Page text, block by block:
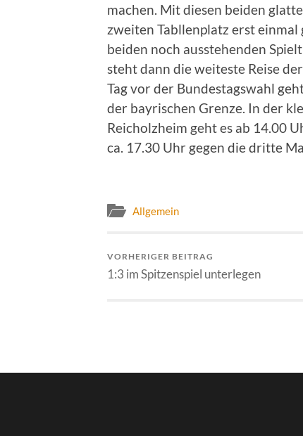
machen. Mit diesen beiden
zweiten Tabllenplatz erst
beiden noch ausstehenden
steht dann die weiteste Reise
Tag vor der Bundestagswahl
der bayrischen Grenze. In der
Reicholzheim geht es ab 14.00
ca. 17.30 Uhr gegen die dritte
Allgemein
VORHERIGER BEITRAG
1:3 im Spitzenspiel unterlegen